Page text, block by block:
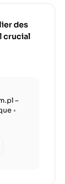
des
crucial
–
•